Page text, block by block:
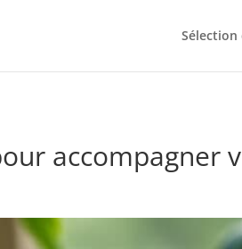
Sélection
accompagner